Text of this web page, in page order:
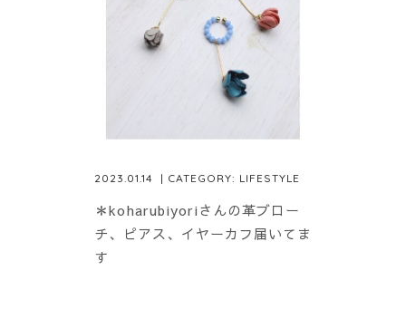
2023.01.14 | CATEGORY: LIFESTYLE
＊koharubiyoriさんの革ブロー
チ、ピアス、イヤーカフ届いてま
す